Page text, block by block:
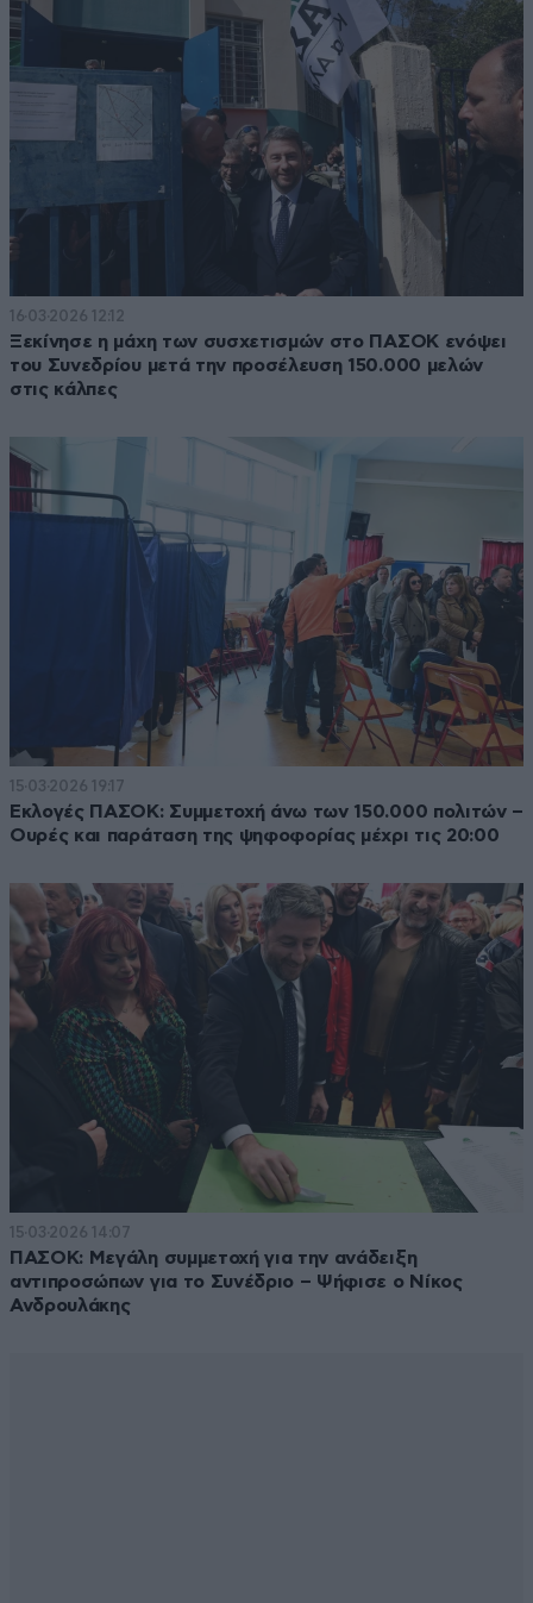
16·03·2026 12:12
Ξεκίνησε η μάχη των συσχετισμών στο ΠΑΣΟΚ ενόψει
του Συνεδρίου μετά την προσέλευση 150.000 μελών
στις κάλπες
15·03·2026 19:17
Εκλογές ΠΑΣΟΚ: Συμμετοχή άνω των 150.000 πολιτών –
Ουρές και παράταση της ψηφοφορίας μέχρι τις 20:00
15·03·2026 14:07
ΠΑΣΟΚ: Μεγάλη συμμετοχή για την ανάδειξη
αντιπροσώπων για το Συνέδριο – Ψήφισε ο Νίκος
Ανδρουλάκης